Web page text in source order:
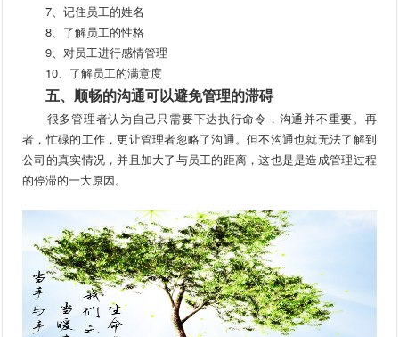
7、记住员工的姓名
8、了解员工的性格
9、对员工进行感情管理
10、了解员工的满意度
五、顺畅的沟通可以避免管理的滞碍
很多管理者认为自己只需要下达执行命令，沟通并不重要。再
者，忙碌的工作，更让管理者忽略了沟通。但不沟通也就无法了解到
公司的真实情况，并且加大了与员工的距离，这也是是造成管理过程
的停滞的一大原因。